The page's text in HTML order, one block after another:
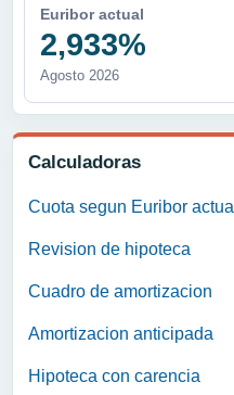
Euribor actual
2,933%
Agosto 2026
Calculadoras
Cuota segun Euribor actual
Revision de hipoteca
Cuadro de amortizacion
Amortizacion anticipada
Hipoteca con carencia